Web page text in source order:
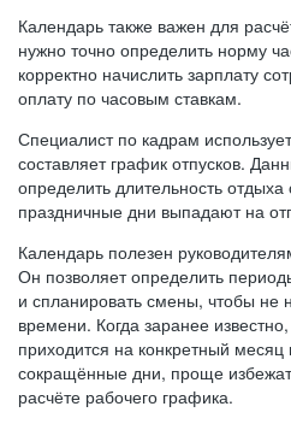
Календарь также важен для
нужно точно определить норму
корректно начислить зарплату
оплату по часовым ставкам.
Специалист по кадрам
составляет график отпусков.
определить длительность
праздничные дни выпадают на
Календарь полезен
Он позволяет определить
и спланировать смены, чтобы не
времени. Когда заранее
приходится на конкретный месяц
сокращённые дни, проще
расчёте рабочего графика.